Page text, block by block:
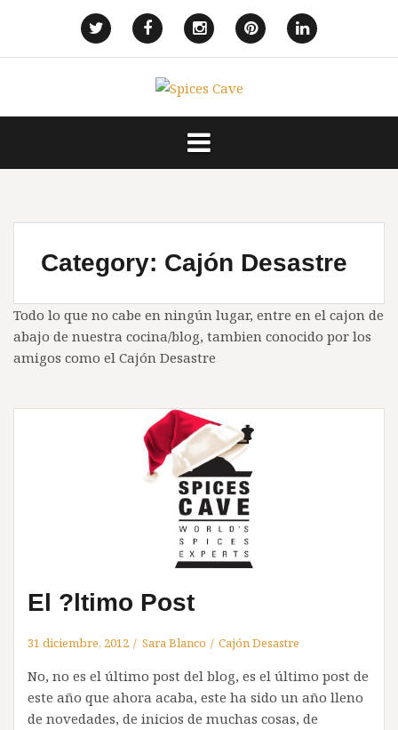
content
Elemento
del
Elemento
del
menú
Elemento
del
Elemento
del
Elemento
del
Category: Cajón Desastre
Todo lo que no cabe en ningún lugar, entre en el cajon de
abajo de nuestra cocina/blog, tambien conocido por los
amigos como el Cajón Desastre
El ?ltimo Post
31 diciembre, 2012 Sara Blanco Cajón Desastre
No, no es el último post del blog, es el último post de
este año que ahora acaba, este ha sido un año lleno
de novedades, de inicios de muchas cosas, de